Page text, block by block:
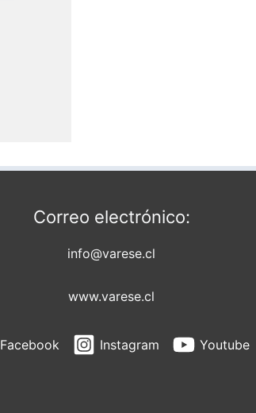
Correo electrónico:
info@varese.cl
www.varese.cl
Facebook Instagram Youtube